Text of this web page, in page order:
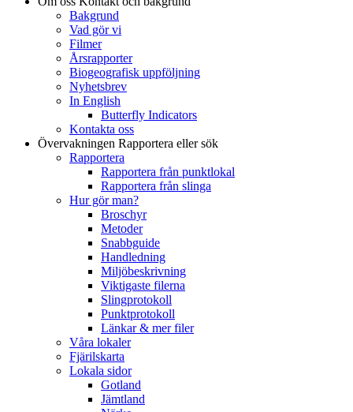
Bakgrund
Vad gör vi
Filmer
Årsrapporter
Biogeografisk uppföljning
Nyhetsbrev
In English
Butterfly Indicators
Kontakta oss
Övervakningen Rapportera eller sök
Rapportera
Rapportera från punktlokal
Rapportera från slinga
Hur gör man?
Broschyr
Metoder
Snabbguide
Handledning
Miljöbeskrivning
Viktigaste filerna
Slingprotokoll
Punktprotokoll
Länkar & mer filer
Våra lokaler
Fjärilskarta
Lokala sidor
Gotland
Jämtland